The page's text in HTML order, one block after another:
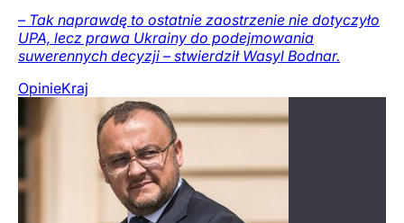
– Tak naprawdę to ostatnie zaostrzenie nie dotyczyło
UPA, lecz prawa Ukrainy do podejmowania
suwerennych decyzji – stwierdził Wasyl Bodnar.
OpinieKraj